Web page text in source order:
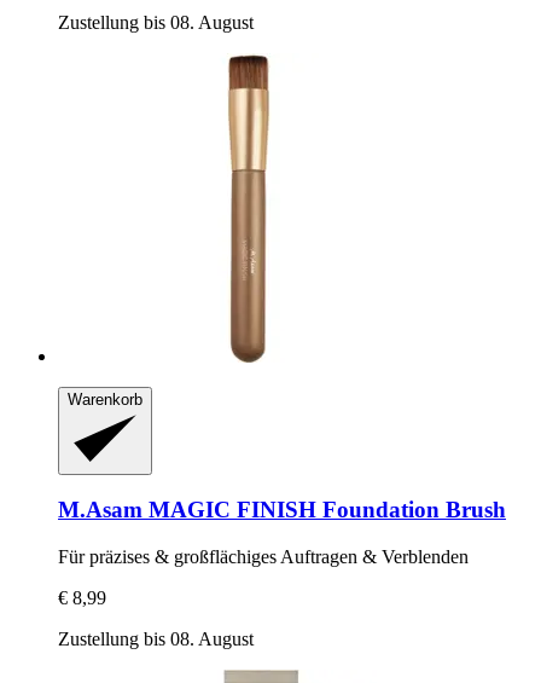
Zustellung bis 08. August
Warenkorb
M.Asam MAGIC FINISH Foundation Brush
Für präzises & großflächiges Auftragen & Verblenden
€ 8,99
Zustellung bis 08. August